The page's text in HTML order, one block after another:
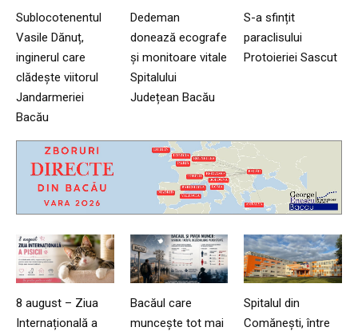
Sublocotenentul
Vasile Dănuț,
inginerul care
clădește viitorul
Jandarmeriei
Bacău
Dedeman
donează ecografe
și monitoare vitale
Spitalului
Județean Bacău
S-a sfințit
paraclisului
Protoieriei Sascut
8 august – Ziua
Internațională a
Bacăul care
muncește tot mai
Spitalul din
Comănești, între